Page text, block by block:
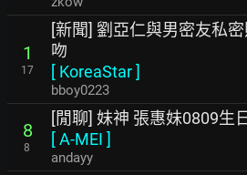
1
17
[新聞] 劉亞仁與男密友私
吻
[ KoreaStar]
bboy0223
8
8
[閒聊] 妹神 張惠妹0809生
[A-MEI ]
andayy